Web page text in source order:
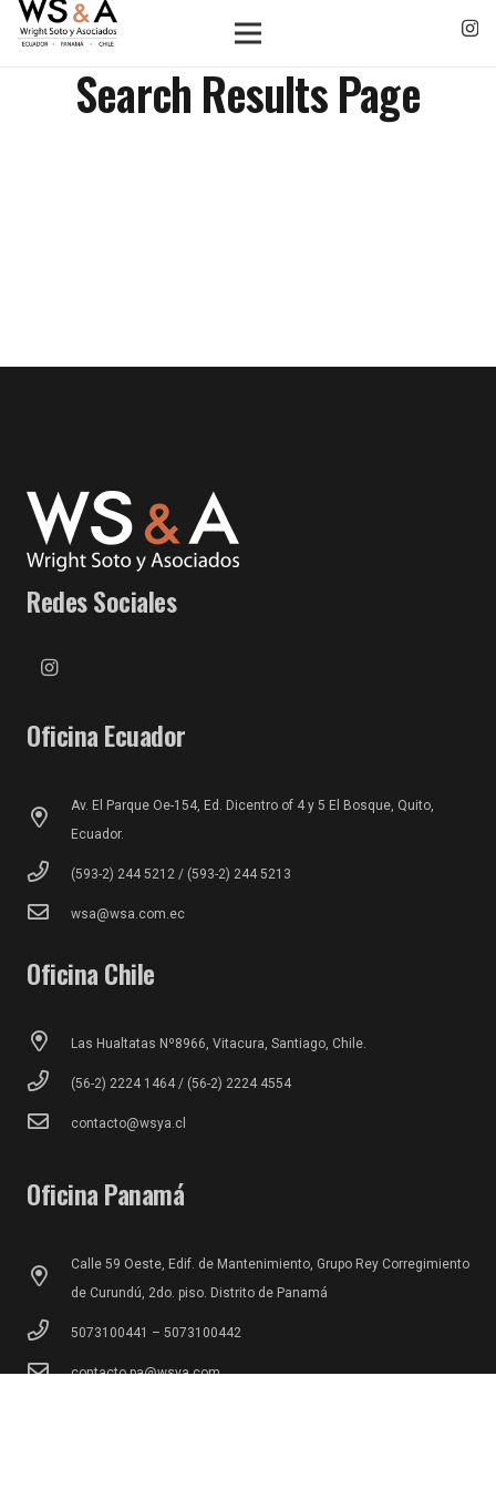
Search Results Page
Redes Sociales
Oficina Ecuador
Av. El Parque Oe-154, Ed. Dicentro of 4 y 5 El Bosque, Quito,
Ecuador.
(593-2) 244 5212 / (593-2) 244 5213
wsa@wsa.com.ec
Oficina Chile
Las Hualtatas Nº8966, Vitacura, Santiago, Chile.
(56-2) 2224 1464 / (56-2) 2224 4554
contacto@wsya.cl
Oficina Panamá
Calle 59 Oeste, Edif. de Mantenimiento, Grupo Rey Corregimiento
de Curundú, 2do. piso. Distrito de Panamá
5073100441 – 5073100442
contacto.pa@wsya.com